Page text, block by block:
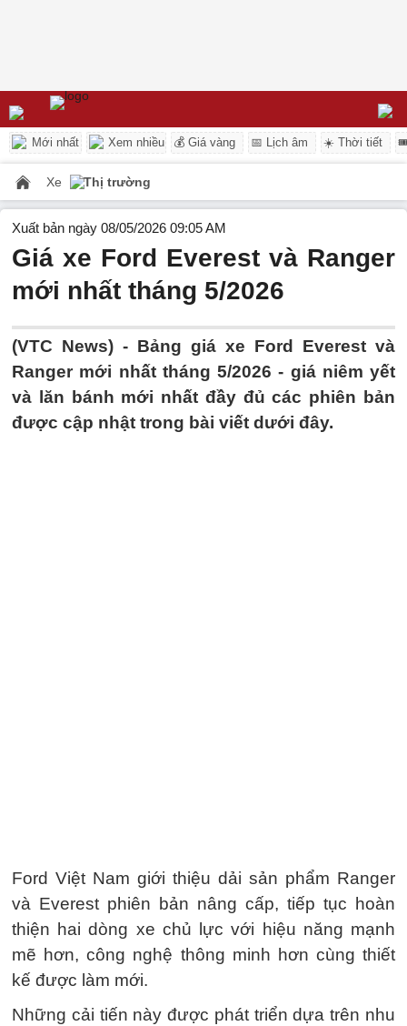
Mới nhất Xem nhiều 💰 Giá vàng 📅 Lịch âm ☀️ Thời tiết
Xe Thị trường
Xuất bản ngày 08/05/2026 09:05 AM
Giá xe Ford Everest và Ranger
mới nhất tháng 5/2026
(VTC News) - Bảng giá xe Ford Everest và
Ranger mới nhất tháng 5/2026 - giá niêm yết
và lăn bánh mới nhất đầy đủ các phiên bản
được cập nhật trong bài viết dưới đây.
Ford Việt Nam giới thiệu dải sản phẩm Ranger
và Everest phiên bản nâng cấp, tiếp tục hoàn
thiện hai dòng xe chủ lực với hiệu năng mạnh
mẽ hơn, công nghệ thông minh hơn cùng thiết
kế được làm mới.
Những cải tiến này được phát triển dựa trên nhu